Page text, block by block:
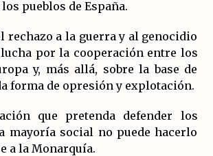
pueblos de España.
rechazo a la guerra y al genocidio
lucha por la cooperación entre los
y, más allá, sobre la base de
forma de opresión y explotación.
que pretenda defender los
mayoría social no puede hacerlo
a la Monarquía.